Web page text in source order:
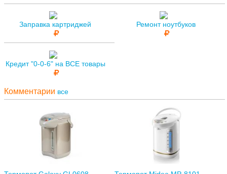
Заправка картриджей Ремонт ноутбуков
Кредит "0-0-6" на ВСЕ товары
Комментарии все